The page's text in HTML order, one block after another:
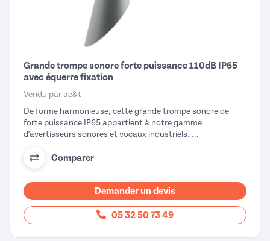
Grande trompe sonore forte puissance 110dB IP65
avec équerre fixation
Vendu par ae&t
De forme harmonieuse, cette grande trompe sonore de
forte puissance IP65 appartient à notre gamme
d'avertisseurs sonores et vocaux industriels. ...
Comparer
Demander un devis
05 32 50 73 49